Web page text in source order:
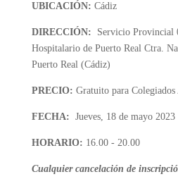
UBICACIÓN: Cádiz
DIRECCIÓN:
Servicio Provincial
Hospitalario de Puerto Real Ctra.
Puerto Real (Cádiz)
PRECIO: Gratuito para Colegiados
FECHA: Jueves, 18 de mayo 2023
HORARIO: 16.00 - 20.00
Cualquier cancelación de